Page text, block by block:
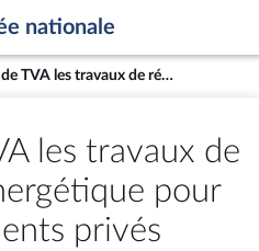
nationale
Exonérer de TVA les travaux de rénovation énergétique pour les logements privés
les travaux de
pour
privés